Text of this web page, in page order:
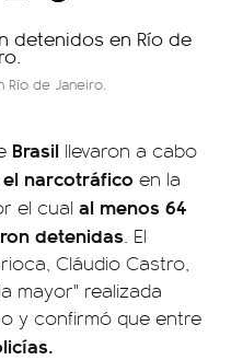
de Janeiro.
Brasil llevaron a cabo
narcotráfico en la
el cual al menos 64
detenidas. El
Cláudio Castro,
mayor" realizada
y confirmó que entre